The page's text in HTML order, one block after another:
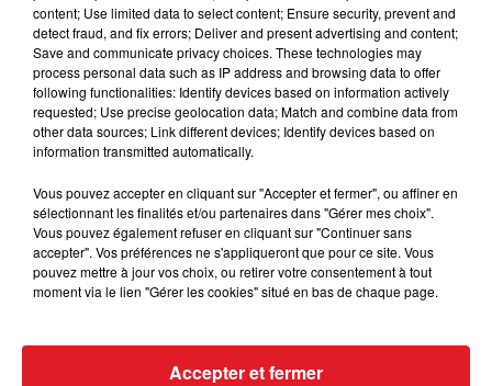
8 août 2026
GAGNEZ VOS ENTRÉES JOUR AU CENTER
PARCS DU LAC D'AILETTE !
LES PODCASTS
content; Use limited data to select content; Ensure security, prevent and
detect fraud, and fix errors; Deliver and present advertising and content;
Save and communicate privacy choices. These technologies may
process personal data such as IP address and browsing data to offer
following functionalities: Identify devices based on information actively
requested; Use precise geolocation data; Match and combine data from
other data sources; Link different devices; Identify devices based on
information transmitted automatically.
Vous pouvez accepter en cliquant sur "Accepter et fermer", ou affiner en
sélectionnant les finalités et/ou partenaires dans "Gérer mes choix".
Vous pouvez également refuser en cliquant sur "Continuer sans
accepter". Vos préférences ne s'appliqueront que pour ce site. Vous
pouvez mettre à jour vos choix, ou retirer votre consentement à tout
moment via le lien "Gérer les cookies" situé en bas de chaque page.
Accepter et fermer